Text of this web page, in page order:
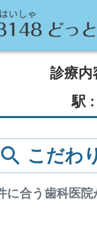
診療内
駅 :
こだわ
に合う歯科医院